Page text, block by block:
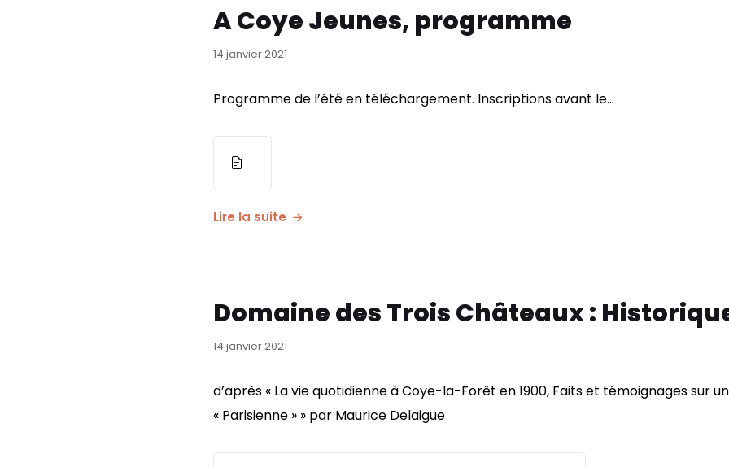
A Coye Jeunes, programme
14 janvier 2021
Programme de l’été en téléchargement. Inscriptions avant le…
jointe
Lire la suite
Domaine des Trois Châteaux :
14 janvier 2021
d’après « La vie quotidienne à Coye-la-Forêt en 1900, Faits et témoignages sur
« Parisienne » » par Maurice Delaigue